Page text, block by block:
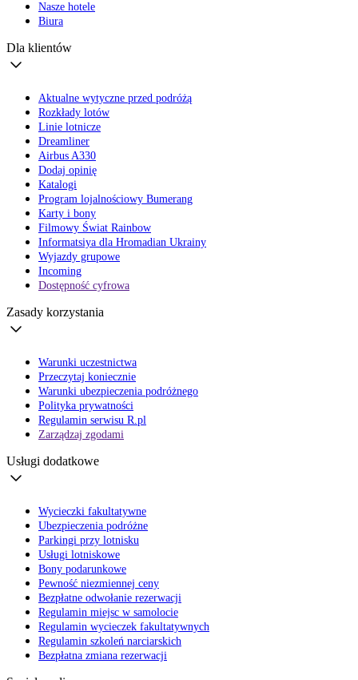
Nasze hotele
Biura
Dla klientów
Aktualne wytyczne przed podróżą
Rozkłady lotów
Linie lotnicze
Dreamliner
Airbus A330
Dodaj opinię
Katalogi
Program lojalnościowy Bumerang
Karty i bony
Filmowy Świat Rainbow
Informatsiya dla Hromadian Ukrainy
Wyjazdy grupowe
Incoming
Dostępność cyfrowa
Zasady korzystania
Warunki uczestnictwa
Przeczytaj koniecznie
Warunki ubezpieczenia podróżnego
Polityka prywatności
Regulamin serwisu R.pl
Zarządzaj zgodami
Usługi dodatkowe
Wycieczki fakultatywne
Ubezpieczenia podróżne
Parkingi przy lotnisku
Usługi lotniskowe
Bony podarunkowe
Pewność niezmiennej ceny
Bezpłatne odwołanie rezerwacji
Regulamin miejsc w samolocie
Regulamin wycieczek fakultatywnych
Regulamin szkoleń narciarskich
Bezpłatna zmiana rezerwacji